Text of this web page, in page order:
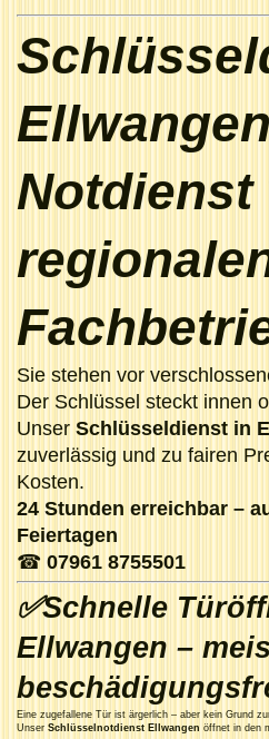
Notdienst
Sie stehen vor
Der Schlüssel steckt innen
Unser Schlüsseldienst in
zuverlässig und zu fairen
Kosten.
24 Stunden erreichbar –
Feiertagen
☎ 07961 8755501
✅Schnelle
Ellwangen –
Eine zugefallene Tür ist ärgerlich – aber kein Grund
Unser Schlüsselnotdienst Ellwangen öffnet in den